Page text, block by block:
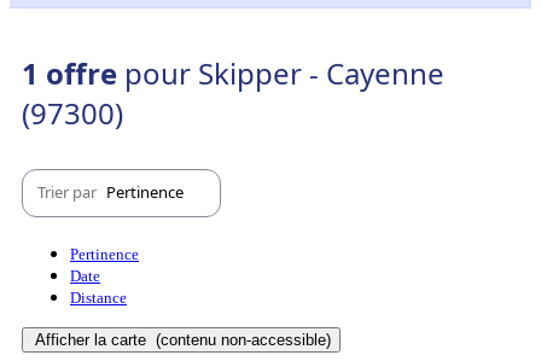
1 offre pour Skipper - Cayenne
(97300)
Trier par Pertinence
Pertinence
Date
Distance
Afficher la carte (contenu non-accessible)